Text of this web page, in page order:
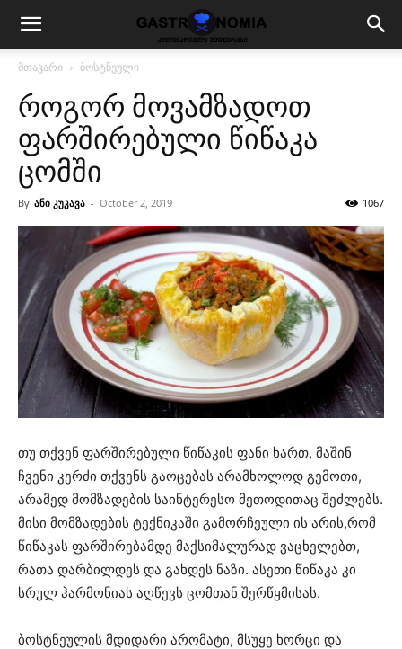
მთავარი ბოსტნეული
როგორ მოვამზადოთ
ფარშირებული წიწაკა
ცომში
By ანი კუკავა - October 2, 2019 1067
თუ თქვენ ფარშირებული წიწაკის ფანი ხართ, მაშინ
ჩვენი კერძი თქვენს გაოცებას არამხოლოდ გემოთი,
არამედ მომზადების საინტერესო მეთოდითაც შეძლებს.
მისი მომზადების ტექნიკაში გამორჩეული ის არის,რომ
წიწაკას ფარშირებამდე მაქსიმალურად ვაცხელებთ,
რათა დარბილდეს და გახდეს ნაზი. ასეთი წიწაკა კი
სრულ ჰარმონიას აღწევს ცომთან შერწყმისას.
ბოსტნეულის მდიდარი არომატი, მსუყე ხორცი და